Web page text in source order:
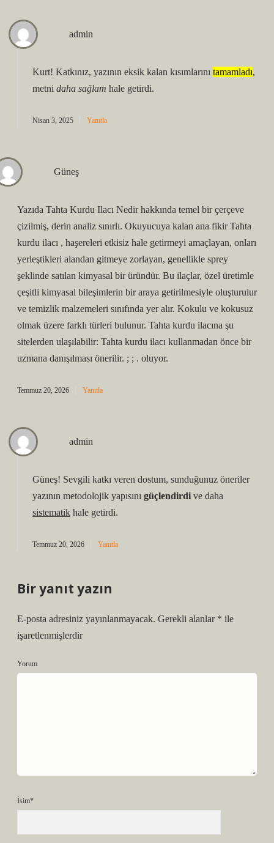
admin
Kurt! Katkınız, yazının eksik kalan kısımlarını tamamladı,
metni daha sağlam hale getirdi.
Nisan 3, 2025 Yanıtla
Güneş
Yazıda Tahta Kurdu Ilacı Nedir hakkında temel bir çerçeve
çizilmiş, derin analiz sınırlı. Okuyucuya kalan ana fikir Tahta
kurdu ilacı , haşereleri etkisiz hale getirmeyi amaçlayan, onları
yerleştikleri alandan gitmeye zorlayan, genellikle sprey
şeklinde satılan kimyasal bir üründür. Bu ilaçlar, özel üretimle
çeşitli kimyasal bileşimlerin bir araya getirilmesiyle oluşturulur
ve temizlik malzemeleri sınıfında yer alır. Kokulu ve kokusuz
olmak üzere farklı türleri bulunur. Tahta kurdu ilacına şu
sitelerden ulaşılabilir: Tahta kurdu ilacı kullanmadan önce bir
uzmana danışılması önerilir. ; ; . oluyor.
Temmuz 20, 2026 Yanıtla
admin
Güneş! Sevgili katkı veren dostum, sunduğunuz öneriler
yazının metodolojik yapısını güçlendirdi ve daha
sistematik hale getirdi.
Temmuz 20, 2026 Yanıtla
Bir yanıt yazın
E-posta adresiniz yayınlanmayacak. Gerekli alanlar * ile
işaretlenmişlerdir
Yorum
İsim*